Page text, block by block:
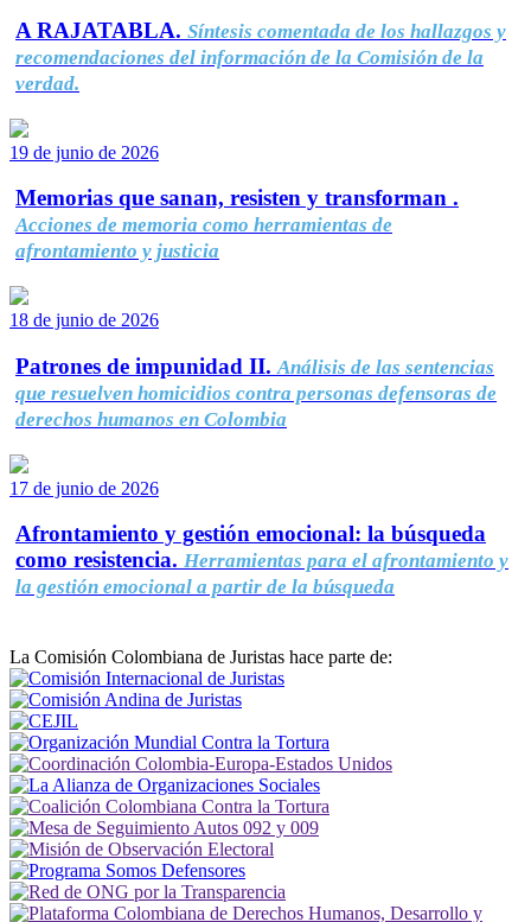
A RAJATABLA. Síntesis comentada de los hallazgos y
recomendaciones del información de la Comisión de la
verdad.
19 de junio de 2026
Memorias que sanan, resisten y transforman .
Acciones de memoria como herramientas de
afrontamiento y justicia
18 de junio de 2026
Patrones de impunidad II. Análisis de las sentencias
que resuelven homicidios contra personas defensoras de
derechos humanos en Colombia
17 de junio de 2026
Afrontamiento y gestión emocional: la búsqueda
como resistencia. Herramientas para el afrontamiento y
la gestión emocional a partir de la búsqueda
La Comisión Colombiana de Juristas hace parte de: